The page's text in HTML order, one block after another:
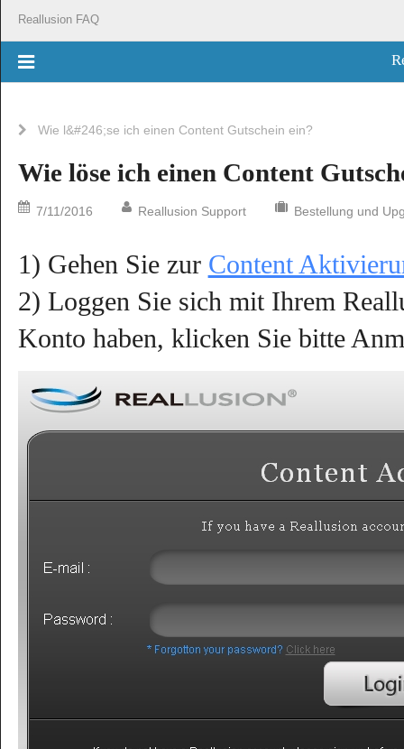
Reallusion FAQ
Wie l&#246;se ich einen Content Gutschein ein?
Wie löse ich einen Content
7/11/2016 Reallusion Support Bestellung und
1) Gehen Sie zur Content
2) Loggen Sie sich mit Ihrem
Konto haben, klicken Sie bitte